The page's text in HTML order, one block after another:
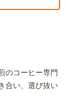
のコーヒー専門
合い、選び抜い